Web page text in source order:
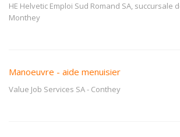
HE Helvetic Emploi Sud Romand SA, succursale
Monthey
Manoeuvre - aide menuisier
Value Job Services SA- Conthey